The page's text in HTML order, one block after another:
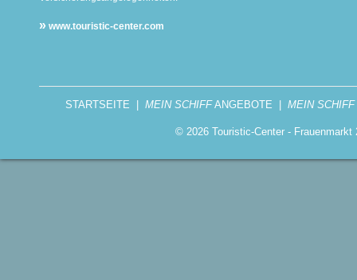
» www.touristic-center.com
STARTSEITE MEIN SCHIFFANGEBOTE MEIN SCHIFF
© 2026 Touristic-Center -